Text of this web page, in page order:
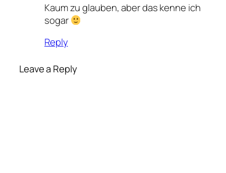
Kaum zu glauben, aber das kenne ich
sogar
Reply
Leave a Reply